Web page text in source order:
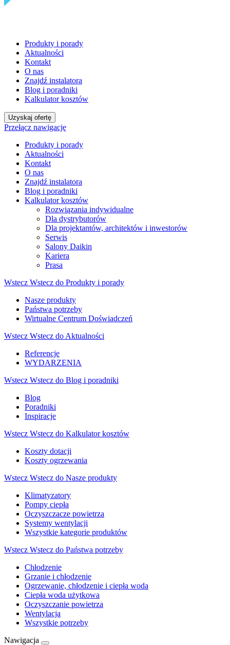
Produkty i porady
Aktualności
Kontakt
O nas
Znajdź instalatora
Blog i poradniki
Kalkulator kosztów
Uzyskaj ofertę
Przełącz nawigację
Produkty i porady
Aktualności
Kontakt
O nas
Znajdź instalatora
Blog i poradniki
Kalkulator kosztów
Rozwiązania indywidualne
Dla dystrybutorów
Dla projektantów, architektów i inwestorów
Serwis
Salony Daikin
Kariera
Prasa
Wstecz Wstecz do Produkty i porady
Nasze produkty
Państwa potrzeby
Wirtualne Centrum Doświadczeń
Wstecz Wstecz do Aktualności
Referencje
WYDARZENIA
Wstecz Wstecz do Blog i poradniki
Blog
Poradniki
Inspiracje
Wstecz Wstecz do Kalkulator kosztów
Koszty dotacji
Koszty ogrzewania
Wstecz Wstecz do Nasze produkty
Klimatyzatory
Pompy ciepła
Oczyszczacze powietrza
Systemy wentylacji
Wszystkie kategorie produktów
Wstecz Wstecz do Państwa potrzeby
Chłodzenie
Grzanie i chłodzenie
Ogrzewanie, chłodzenie i ciepła woda
Ciepła woda użytkowa
Oczyszczanie powietrza
Wentylacja
Wszystkie potrzeby
Nawigacja